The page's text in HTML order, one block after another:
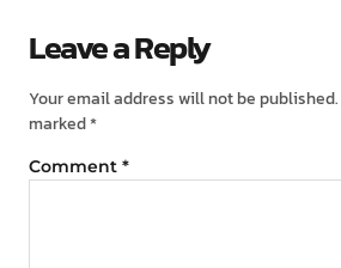
Leave a Reply
Your email address will not be published.
marked*
Comment *